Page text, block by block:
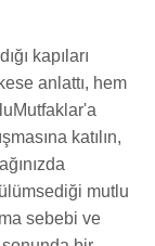
kapıları
anlattı, hem
katılın,
mutlu
sebebi ve